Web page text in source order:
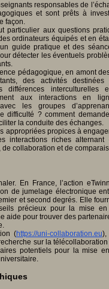
responsables de
et sont prêts à
façon.
particulier aux questions
ordinateurs équipés et en
guide pratique et des
détecter les éventuels
pédagogique, en amont
des activités
différences
aux interactions en
les groupes
difficulté ? comment
la conduite des échanges.
appropriées propices à
interactions riches alternant
collaboration et de
En France, l’action
de jumelage électronique
et second degrés. Elle
précieux pour la mise
aide pour trouver des
(https://uni-collaboration.eu),
sur la
potentiels pour la mise